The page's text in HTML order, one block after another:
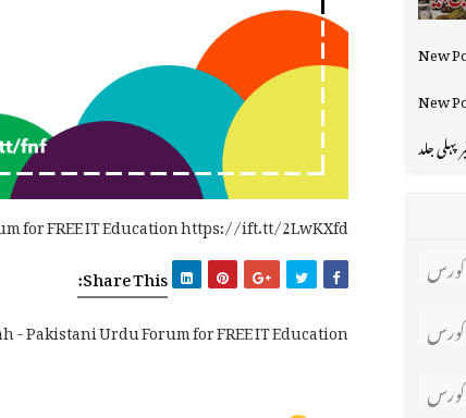
for FREE IT Education https://ift.tt/2LwKXfd
Share This:
- Pakistani Urdu Forum for FREE IT Education
New
New
جلد
کورس
کورس
کورس